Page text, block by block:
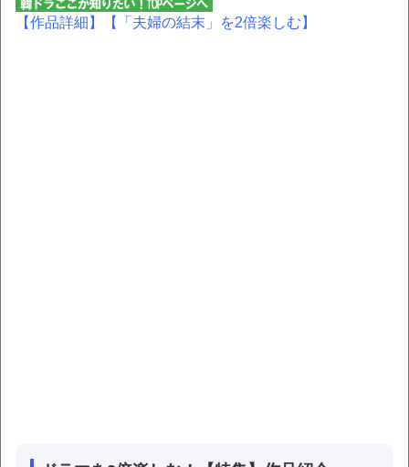
【作品詳細】 【「夫婦の結末」を2倍楽しむ】